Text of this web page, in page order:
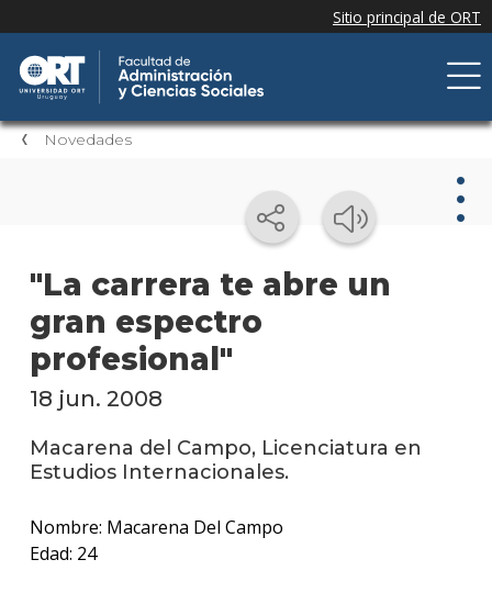
Novedades
"La carrera te abre un
gran espectro
profesional"
18 jun. 2008
Macarena del Campo, Licenciatura en
Estudios Internacionales.
Nombre: Macarena Del Campo
Edad: 24